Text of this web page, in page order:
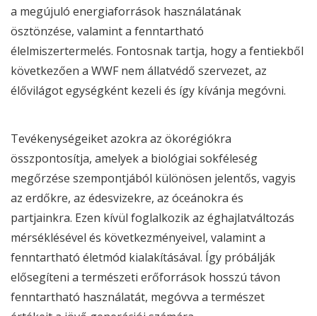
a megújuló energiaforrások használatának
ösztönzése, valamint a fenntartható
élelmiszertermelés. Fontosnak tartja, hogy a fentiekből
következően a WWF nem állatvédő szervezet, az
élővilágot egységként kezeli és így kívánja megóvni.
Tevékenységeiket azokra az ökorégiókra
összpontosítja, amelyek a biológiai sokféleség
megőrzése szempontjából különösen jelentős, vagyis
az erdőkre, az édesvizekre, az óceánokra és
partjainkra. Ezen kívül foglalkozik az éghajlatváltozás
mérséklésével és következményeivel, valamint a
fenntartható életmód kialakításával. Így próbálják
elősegíteni a természeti erőforrások hosszú távon
fenntartható használatát, megóvva a természet